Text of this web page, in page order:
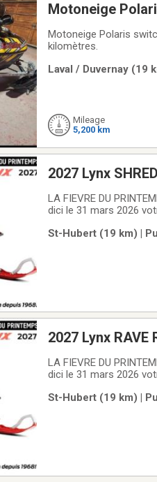
Motoneige
Motoneige Polaris
kilomètres.
Laval / Duvernay (19
Mileage
5,200 km
2027 Lynx
LA FIEVRE DU
dici le 31 mars 2026
2.99% pour 36 mois,
St-Hubert (19 km) |
2027 Lynx RAVE
LA FIEVRE DU
dici le 31 mars 2026
2.99% pour 36 mois,
St-Hubert (19 km) |